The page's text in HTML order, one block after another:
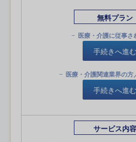
無料プラン
医療・介護に従事さ
手続きへ進む
医療・介護関連業界の方
手続きへ進む
サービス内容